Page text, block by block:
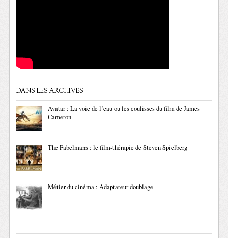
DANS LES ARCHIVES
Avatar : La voie de l’eau ou les coulisses du film de James
Cameron
The Fabelmans : le film-thérapie de Steven Spielberg
Métier du cinéma : Adaptateur doublage